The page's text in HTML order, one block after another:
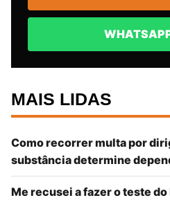
MAIS LIDAS
Como recorrer multa por
substância determine
Me recusei a fazer o teste